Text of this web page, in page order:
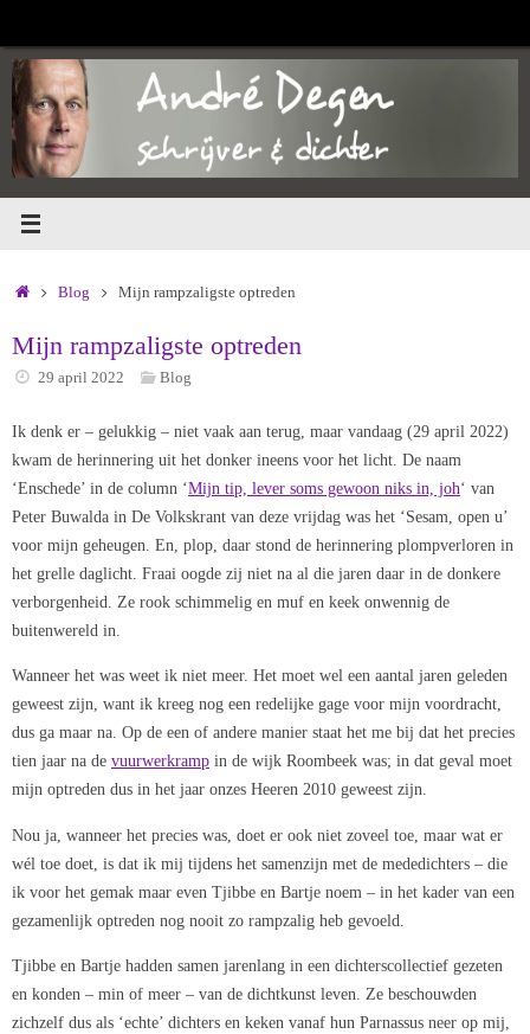
de
inhoud
HomeBlog Mijn rampzaligste optreden
Mijn rampzaligste optreden
29 april 2022 Blog
Ik denk er – gelukkig – niet vaak aan terug, maar vandaag (29 april 2022)
kwam de herinnering uit het donker ineens voor het licht. De naam
‘Enschede’ in de column ‘Mijn tip, lever soms gewoon niks in, joh‘ van
Peter Buwalda in De Volkskrant van deze vrijdag was het ‘Sesam, open u’
voor mijn geheugen. En, plop, daar stond de herinnering plompverloren in
het grelle daglicht. Fraai oogde zij niet na al die jaren daar in de donkere
verborgenheid. Ze rook schimmelig en muf en keek onwennig de
buitenwereld in.
Wanneer het was weet ik niet meer. Het moet wel een aantal jaren geleden
geweest zijn, want ik kreeg nog een redelijke gage voor mijn voordracht,
dus ga maar na. Op de een of andere manier staat het me bij dat het precies
tien jaar na de vuurwerkramp in de wijk Roombeek was; in dat geval moet
mijn optreden dus in het jaar onzes Heeren 2010 geweest zijn.
Nou ja, wanneer het precies was, doet er ook niet zoveel toe, maar wat er
wél toe doet, is dat ik mij tijdens het samenzijn met de mededichters – die
ik voor het gemak maar even Tjibbe en Bartje noem – in het kader van een
gezamenlijk optreden nog nooit zo rampzalig heb gevoeld.
Tjibbe en Bartje hadden samen jarenlang in een dichterscollectief gezeten
en konden – min of meer – van de dichtkunst leven. Ze beschouwden
zichzelf dus als ‘echte’ dichters en keken vanaf hun Parnassus neer op mij,